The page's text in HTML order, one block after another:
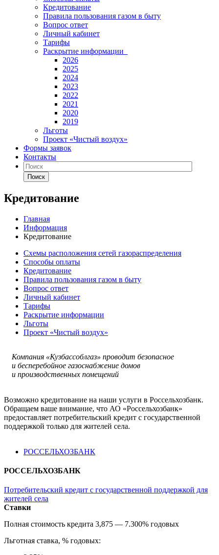
Кредитование
Правила пользования газом в быту
Вопрос ответ
Личный кабинет
Тарифы
Раскрытие информации
2026
2025
2024
2023
2022
2021
2020
2019
Льготы
Проект «Чистый воздух»
Формы заявок
Контакты
Поиск
Кредитование
Главная
Информация
Кредитование
Схемы расположения сетей газораспределения
Способы оплаты
Кредитование
Правила пользования газом в быту
Вопрос ответ
Личный кабинет
Тарифы
Раскрытие информации
Льготы
Проект «Чистый воздух»
Компания «Кузбассоблгаз» проводит безопасное
и бесперебойное газоснабжение домов
и производственных помещений
Возможно кредитование на наши услуги в Россельхозбанк.
Обращаем ваше внимание, что АО «Россельхозбанк»
предоставляет потребительский кредит с государственной
поддержкой только для жителей села.
РОССЕЛЬХОЗБАНК
РОССЕЛЬХОЗБАНК
Потребительский кредит с государственной поддержкой для
жителей села
Ставки
Полная стоимость кредита 3,875 — 7.300% годовых
Льготная ставка, % годовых: